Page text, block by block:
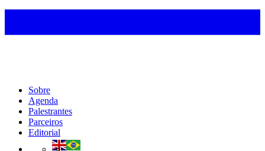
Sobre
Agenda
Palestrantes
Parceiros
Editorial